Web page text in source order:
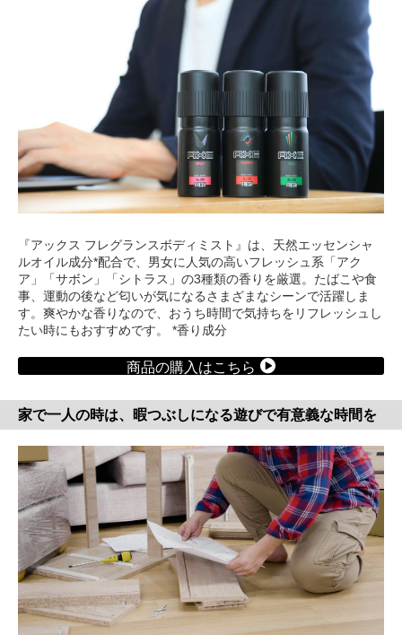
『アックス フレグランスボディミスト』は、天然エッセンシャ
ルオイル成分*配合で、男女に人気の高いフレッシュ系「アク
ア」「サボン」「シトラス」の3種類の香りを厳選。たばこや食
事、運動の後など匂いが気になるさまざまなシーンで活躍しま
す。爽やかな香りなので、おうち時間で気持ちをリフレッシュし
たい時にもおすすめです。 *香り成分
商品の購入はこちら
家で一人の時は、暇つぶしになる遊びで有意義な時間を